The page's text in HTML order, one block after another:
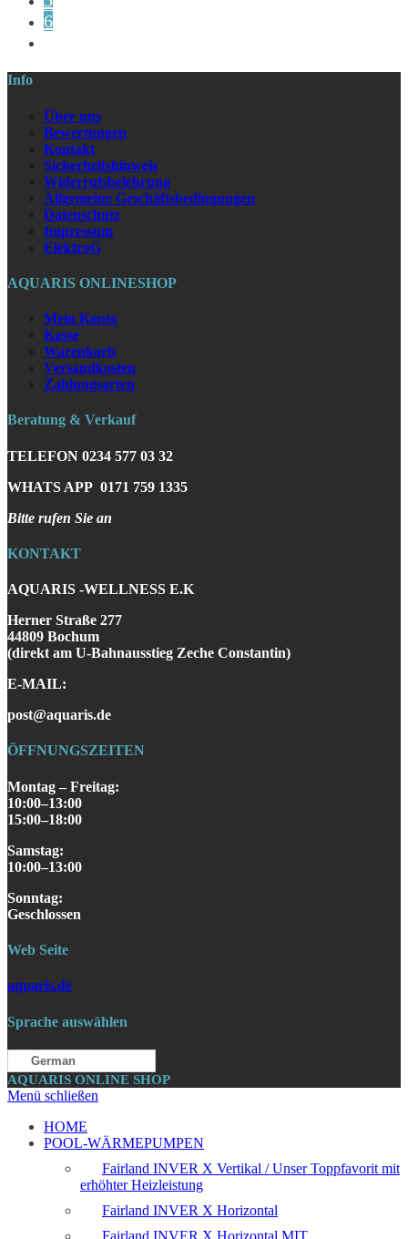
6
Info
Über uns
Bewertungen
Kontakt
Sicherheitshinweis
Widerrufsbelehrung
Allgemeine Geschäftsbedingungen
Datenschutz
Impressum
ElektroG
AQUARIS ONLINESHOP
Mein Konto
Kasse
Warenkorb
Versandkosten
Zahlungsarten
Beratung & Verkauf
TELEFON 0234 577 03 32
WHATS APP 0171 759 1335
Bitte rufen Sie an
KONTAKT
AQUARIS -WELLNESS E.K
Herner Straße 277
44809 Bochum
(direkt am U-Bahnausstieg Zeche Constantin)
E-MAIL:
post@aquaris.de
ÖFFNUNGSZEITEN
Montag – Freitag:
10:00–13:00
15:00–18:00
Samstag:
10:00–13:00
Sonntag:
Geschlossen
Web Seite
aquaris.de
Sprache auswählen
German
AQUARIS ONLINE SHOP
Menü schließen
HOME
POOL-WÄRMEPUMPEN
Fairland INVER X Vertikal / Unser Toppfavorit mit
erhöhter Heizleistung
Fairland INVER X Horizontal